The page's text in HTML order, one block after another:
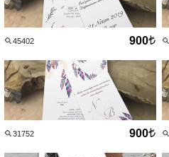
45402 900
31752 900